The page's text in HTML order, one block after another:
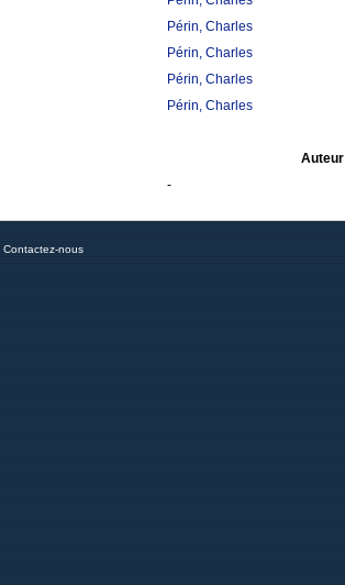
Périn, Charles
Périn, Charles
Périn, Charles
Périn, Charles
Auteur
-
Contactez-nous